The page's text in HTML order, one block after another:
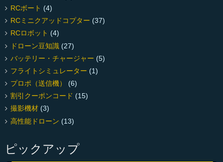
RCボート (4)
RCミニクアッドコプター (37)
RCロボット (4)
ドローン豆知識 (27)
バッテリー・チャージャー (5)
フライトシミュレーター (1)
プロポ（送信機）
(6)
割引クーポンコード (15)
撮影機材 (3)
高性能ドローン (13)
ピックアップ